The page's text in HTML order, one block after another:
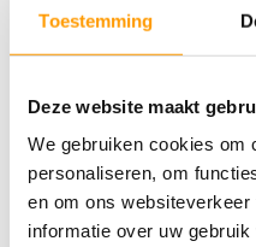
Toestemming
Deze website maakt
We gebruiken cookies om
personaliseren, om
en om ons
informatie over uw
Reviews